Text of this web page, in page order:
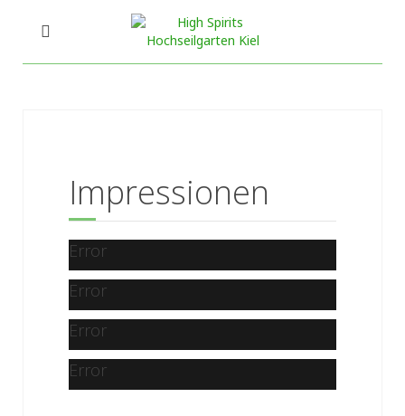
Impressionen
Error
Error
Error
Error